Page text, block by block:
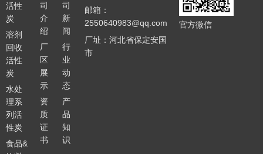
活性
炭
溶剂
回收
活性
炭
水处
理系
列活
性炭
食品&
司
介
绍
厂
区
展
示
资
质
证
书
司
新
闻
行
业
动
态
产
品
知
识
邮箱：
2550640983@qq.com
厂址：河北省保定安国
市
官方微信